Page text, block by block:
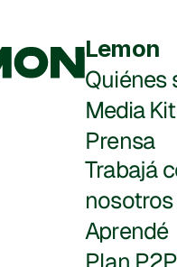
Lemon
Quiénes
Media Kit
Prensa
Trabajá
nosotros
Aprendé